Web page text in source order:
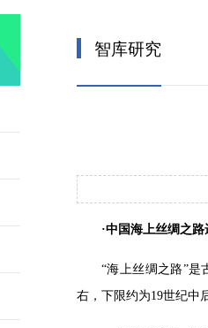
智库研究
·中国海上丝绸之
“海上丝绸之路”
右，下限约为19世纪中